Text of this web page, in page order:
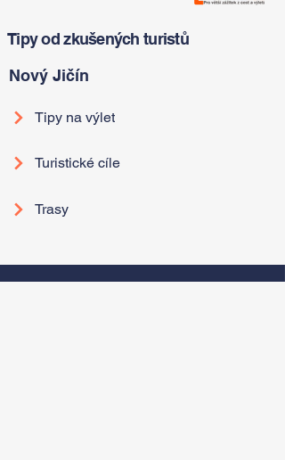
Tipy od zkušených turistů
Nový Jičín
Tipy na výlet
Turistické cíle
Trasy